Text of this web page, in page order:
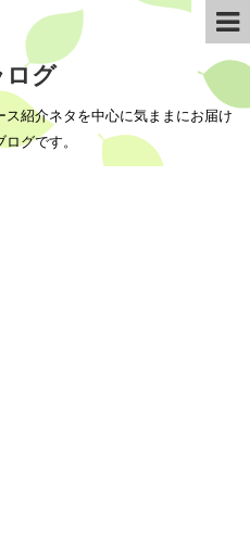
ログ
紹介ネタを中心に気ままにお届け
グです。